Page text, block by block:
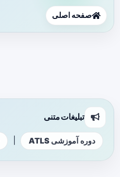
صفحه اصلی
تبلیغات متنی
دوره آموزشی ATLS